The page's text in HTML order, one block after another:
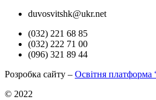
duvosvitshk@ukr.net
(032) 221 68 85
(032) 222 71 00
(096) 321 89 44
Розробка сайту – Освітня платформа
© 2022